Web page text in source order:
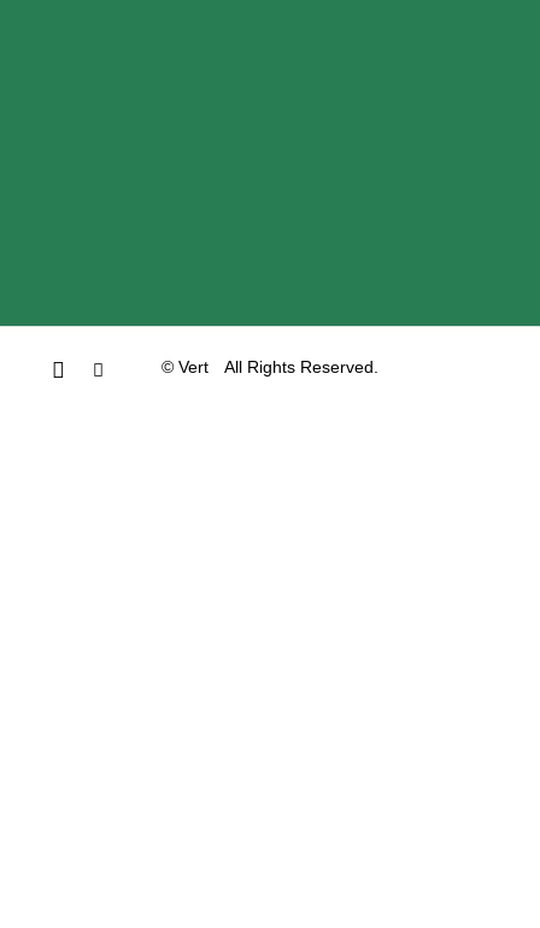
© Vert All Rights Reserved.